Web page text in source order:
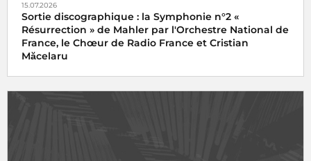
15.07.2026
Sortie discographique : la Symphonie n°2 «
Résurrection » de Mahler par l'Orchestre National de
France, le Chœur de Radio France et Cristian
Măcelaru